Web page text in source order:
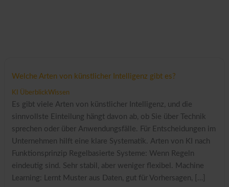
Welche Arten von künstlicher Intelligenz gibt es?
KI ÜberblickWissen
Es gibt viele Arten von künstlicher Intelligenz, und die
sinnvollste Einteilung hängt davon ab, ob Sie über Technik
sprechen oder über Anwendungsfälle. Für Entscheidungen im
Unternehmen hilft eine klare Systematik. Arten von KI nach
Funktionsprinzip Regelbasierte Systeme: Wenn Regeln
eindeutig sind. Sehr stabil, aber weniger flexibel. Machine
Learning: Lernt Muster aus Daten, gut für Vorhersagen, […]